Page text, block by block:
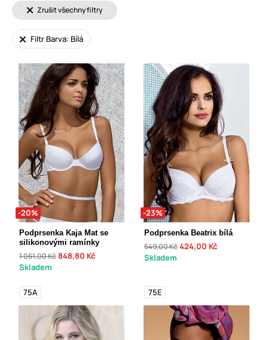
Zrušit všechny filtry
Filtr Barva: Bílá
-20%
Podprsenka Kaja Mat se
silikonovými ramínky
1 061,00 Kč848,80 Kč
Skladem
75A
-23%
Podprsenka Beatrix bílá
549,00 Kč424,00 Kč
Skladem
75E